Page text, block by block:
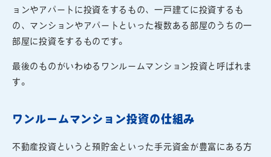
ョンやアパートに投資をするもの、一戸建てに投資するも
の、マンションやアパートといった複数ある部屋のうちの一
部屋に投資をするものです。
最後のものがいわゆるワンルームマンション投資と呼ばれま
す。
ワンルームマンション投資の仕組み
不動産投資というと預貯金といった手元資金が豊富にある方